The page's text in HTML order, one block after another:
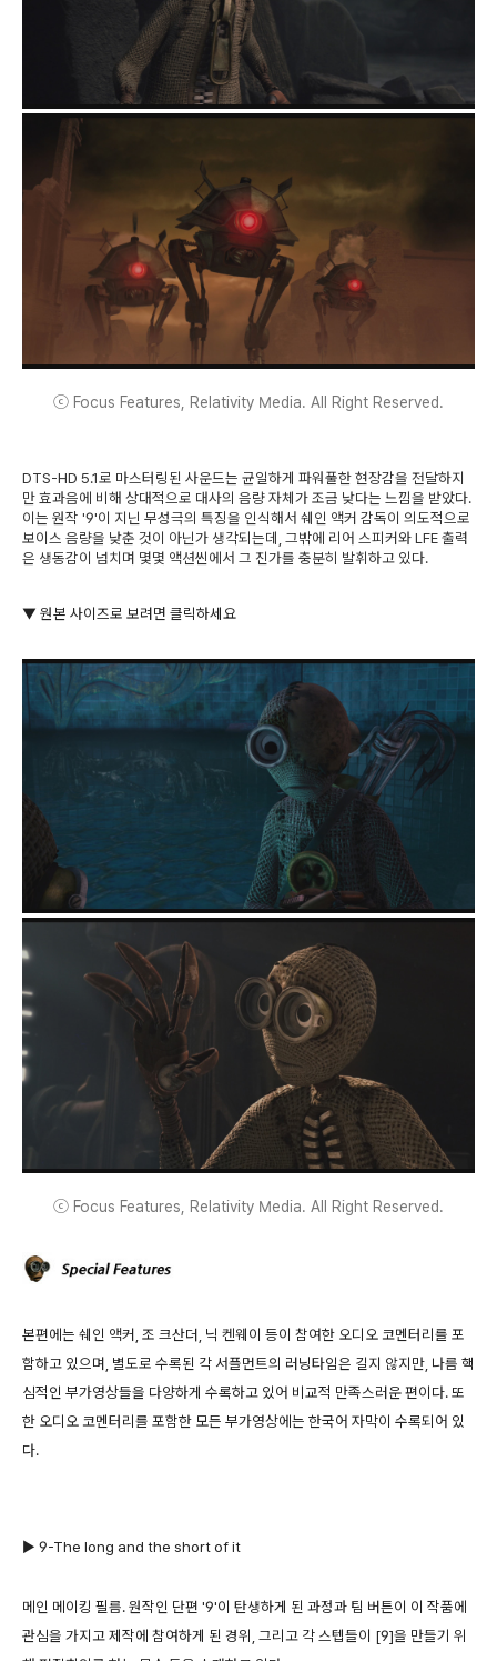
ⓒ Focus Features, Relativity Media. All Right Reserved.
DTS-HD 5.1로 마스터링된 사운드는 균일하게 파워풀한 현장감을 전달하지
만 효과음에 비해 상대적으로 대사의 음량 자체가 조금 낮다는 느낌을 받았다.
이는 원작 '9'이 지닌 무성극의 특징을 인식해서 쉐인 액커 감독이 의도적으로
보이스 음량을 낮춘 것이 아닌가 생각되는데, 그밖에 리어 스피커와 LFE 출력
은 생동감이 넘치며 몇몇 액션씬에서 그 진가를 충분히 발휘하고 있다.
▼ 원본 사이즈로 보려면 클릭하세요
ⓒ Focus Features, Relativity Media. All Right Reserved.
본편에는 쉐인 액커, 조 크산더, 닉 켄웨이 등이 참여한 오디오 코멘터리를 포
함하고 있으며, 별도로 수록된 각 서플먼트의 러닝타임은 길지 않지만, 나름 핵
심적인 부가영상들을 다양하게 수록하고 있어 비교적 만족스러운 편이다. 또
한 오디오 코멘터리를 포함한 모든 부가영상에는 한국어 자막이 수록되어 있
다.
▶ 9-The long and the short of it
메인 메이킹 필름. 원작인 단편 '9'이 탄생하게 된 과정과 팀 버튼이 이 작품에
관심을 가지고 제작에 참여하게 된 경위, 그리고 각 스텝들이 [9]을 만들기 위